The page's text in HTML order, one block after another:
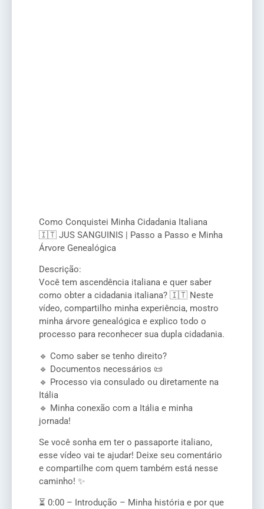
Como Conquistei Minha Cidadania Italiana
🇮🇹 JUS SANGUINIS | Passo a Passo e Minha
Árvore Genealógica
Descrição:
Você tem ascendência italiana e quer saber
como obter a cidadania italiana? 🇮🇹 Neste
vídeo, compartilho minha experiência, mostro
minha árvore genealógica e explico todo o
processo para reconhecer sua dupla cidadania.
🔹 Como saber se tenho direito?
🔹 Documentos necessários 📜
🔹 Processo via consulado ou diretamente na
Itália
🔹 Minha conexão com a Itália e minha
jornada!
Se você sonha em ter o passaporte italiano,
esse vídeo vai te ajudar! Deixe seu comentário
e compartilhe com quem também está nesse
caminho! ✨
⏳ 0:00 – Introdução – Minha história e por que